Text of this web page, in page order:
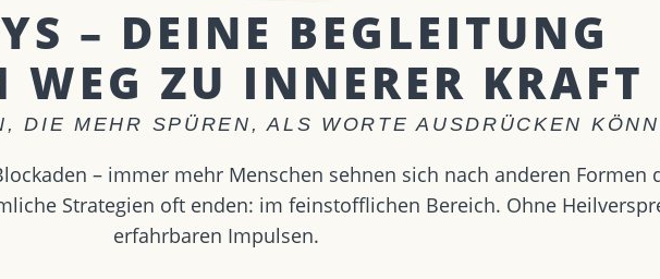
– DEINE BEGLEITUNG
WEG ZU INNERER KRAFT
DIE MEHR SPÜREN, ALS WORTE AUSDRÜCKEN
– immer mehr Menschen sehnen sich nach anderen Formen
Strategien oft enden: im feinstofflichen Bereich. Ohne
erfahrbaren Impulsen.